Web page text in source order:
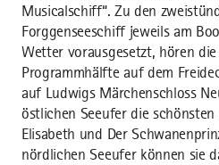
Musicalschiff“. Zu den
Forggenseeschiff jeweils am
Wetter vorausgesetzt, hören
Programmhälfte auf dem
auf Ludwigs Märchenschloss
östlichen Seeufer die
Elisabeth und Der
nördlichen Seeufer können sie